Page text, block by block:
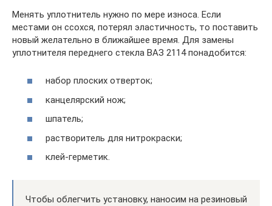
Менять уплотнитель нужно по мере износа. Если
местами он ссохся, потерял эластичность, то поставить
новый желательно в ближайшее время. Для замены
уплотнителя переднего стекла ВАЗ 2114 понадобится:
набор плоских отверток;
канцелярский нож;
шпатель;
растворитель для нитрокраски;
клей-герметик.
Чтобы облегчить установку, наносим на резиновый